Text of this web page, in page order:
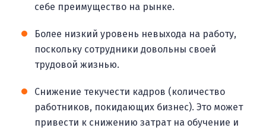
себе преимущество на рынке.
Более низкий уровень невыхода на работу,
поскольку сотрудники довольны своей
трудовой жизнью.
Снижение текучести кадров (количество
работников, покидающих бизнес). Это может
привести к снижению затрат на обучение и